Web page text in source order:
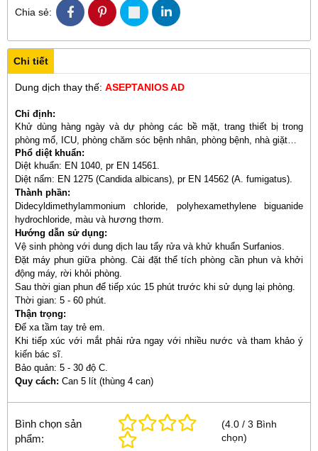
Chia sẻ:
Chi tiết
Dung dịch thay thế: ASEPTANIOS AD
Chỉ định:
Khử dùng hàng ngày và dự phòng các bề mặt, trang thiết bị trong
phòng mổ, ICU, phòng chăm sóc bệnh nhân, phòng bệnh, nhà giặt…
Phổ diệt khuẩn:
Diệt khuẩn: EN 1040, pr EN 14561.
Diệt nấm: EN 1275 (Candida albicans), pr EN 14562 (A. fumigatus).
Thành phần:
Didecyldimethylammonium chloride, polyhexamethylene biguanide
hydrochloride, màu và hương thơm.
Hướng dẫn sử dụng:
Vệ sinh phòng với dung dịch lau tẩy rửa và khử khuẩn Surfanios.
Đặt máy phun giữa phòng. Cài đặt thể tích phòng cần phun và khởi
động máy, rời khỏi phòng.
Sau thời gian phun để tiếp xúc 15 phút trước khi sử dụng lại phòng.
Thời gian: 5 - 60 phút.
Thận trọng:
Để xa tầm tay trẻ em.
Khi tiếp xúc với mắt phải rửa ngay với nhiều nước và tham khảo ý
kiến bác sĩ.
Bảo quản: 5 - 30 độ C.
Quy cách: Can 5 lít (thùng 4 can)
Bình chọn sản
phẩm:
(4.0 /3 Bình
chọn)